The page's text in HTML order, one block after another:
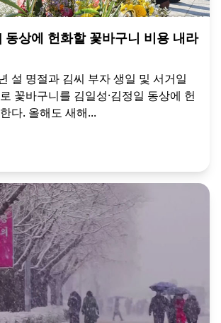
동상에 헌화할 꽃바구니 비용 내라
설 명절과 김씨 부자 생일 및 서거일
꽃바구니를 김일성·김정일 동상에 헌
다. 올해도 새해...